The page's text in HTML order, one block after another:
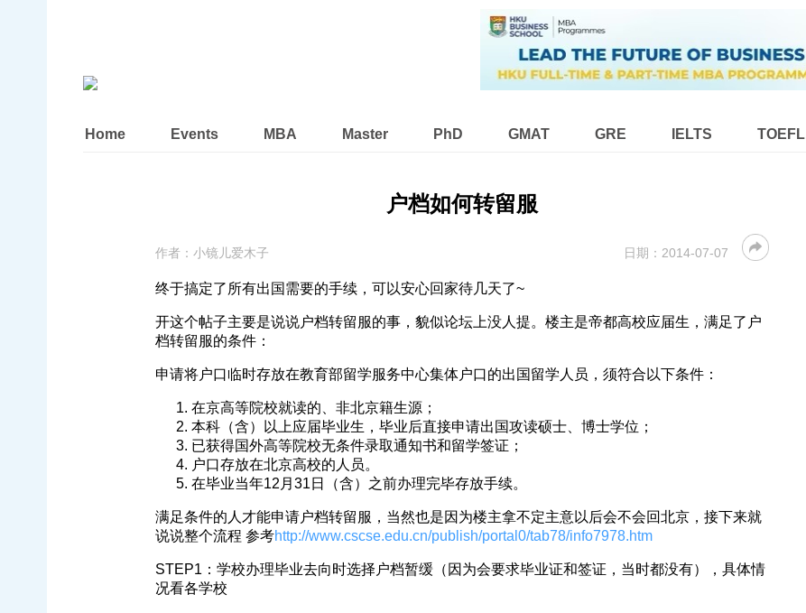
Home Events MBA Master PhD GMAT GRE IELTS TOEFL
户档如何转留服
作者： 小镜儿爱木子 日期： 2014-07-07
终于搞定了所有出国需要的手续，可以安心回家待几天了~
开这个帖子主要是说说户档转留服的事，貌似论坛上没人提。楼主是帝都高校应届生，满足了户
档转留服的条件：
申请将户口临时存放在教育部留学服务中心集体户口的出国留学人员，须符合以下条件：
在京高等院校就读的、非北京籍生源；
本科（含）以上应届毕业生，毕业后直接申请出国攻读硕士、博士学位；
已获得国外高等院校无条件录取通知书和留学签证；
户口存放在北京高校的人员。
在毕业当年12月31日（含）之前办理完毕存放手续。
满足条件的人才能申请户档转留服，当然也是因为楼主拿不定主意以后会不会回北京，接下来就
说说整个流程 参考http://www.cscse.edu.cn/publish/portal0/tab78/info7978.htm
STEP1：学校办理毕业去向时选择户档暂缓（因为会要求毕业证和签证，当时都没有），具体情
况看各学校